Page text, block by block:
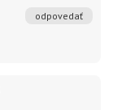
odpovedať